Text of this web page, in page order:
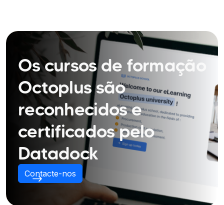
Os cursos de formação
Octoplus são
reconhecidos e
certificados pelo
Datadock
Contacte-nos